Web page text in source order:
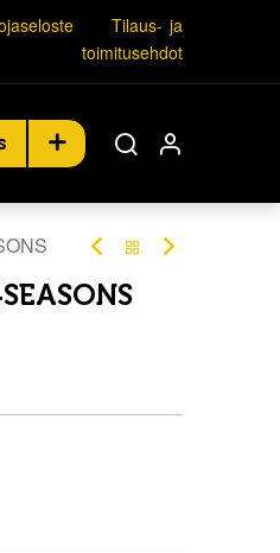
Tilaus- ja
toimitusehdot